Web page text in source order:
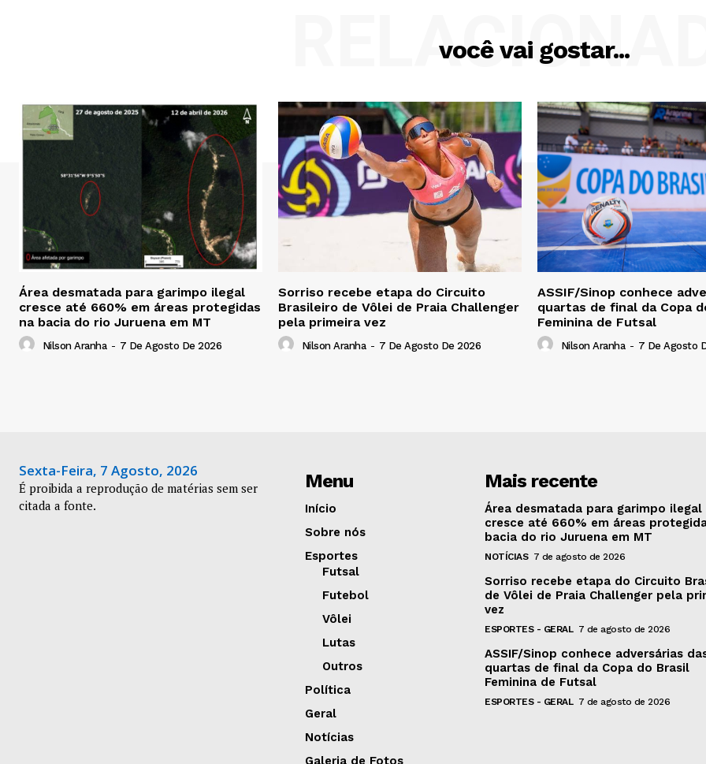
você vai gostar...
Área desmatada para garimpo ilegal
cresce até 660% em áreas protegidas
na bacia do rio Juruena em MT
Nilson Aranha - 7 De Agosto De 2026
Sorriso recebe etapa do Circuito
Brasileiro de Vôlei de Praia Challenger
pela primeira vez
Nilson Aranha - 7 De Agosto De 2026
ASSIF/Sinop conhece
quartas de final da Copa
Feminina de Futsal
Nilson Aranha - 7 De Agosto
Sexta-Feira, 7 Agosto, 2026
É proibida a reprodução de matérias sem ser
citada a fonte.
Menu
Início
Sobre nós
Esportes
Futsal
Futebol
Vôlei
Lutas
Outros
Política
Geral
Notícias
Mais recente
Área desmatada para garimpo ilegal
cresce até 660% em áreas
bacia do rio Juruena em MT
NOTÍCIAS 7 de agosto de 2026
Sorriso recebe etapa do Circuito
de Vôlei de Praia Challenger pela
vez
ESPORTES - GERAL 7 de agosto de 2026
ASSIF/Sinop conhece adversárias
quartas de final da Copa do Brasil
Feminina de Futsal
ESPORTES - GERAL 7 de agosto de 2026